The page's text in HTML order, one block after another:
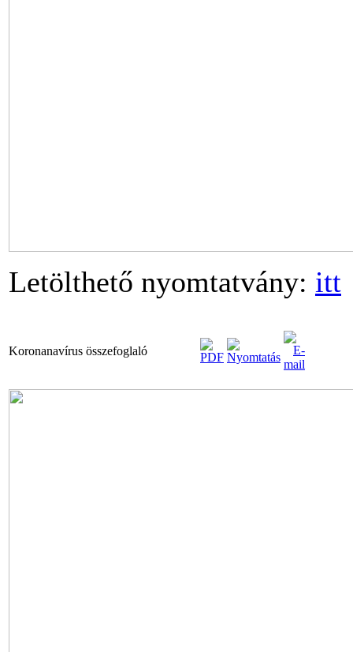
Letölthető nyomtatvány: itt
Koronanavírus összefoglaló